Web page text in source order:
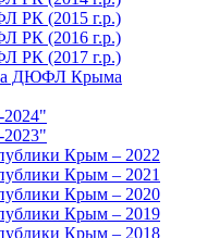
РК (2015 г.р.)
РК (2016 г.р.)
РК (2017 г.р.)
ДЮФЛ Крыма
2024"
2023"
Крым – 2022
Крым – 2021
Крым – 2020
Крым – 2019
Крым – 2018